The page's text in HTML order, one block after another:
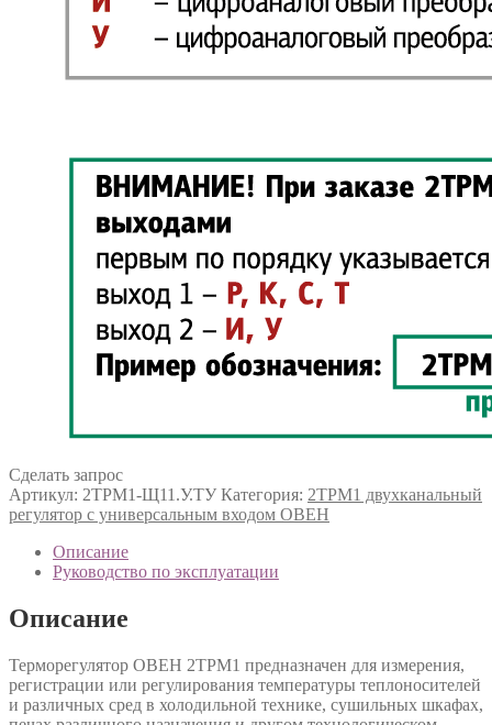
Сделать запрос
Артикул: 2ТРМ1-Щ11.У.ТУ Категория: 2ТРМ1 двухканальный
регулятор с универсальным входом ОВЕН
Описание
Руководство по эксплуатации
Описание
Терморегулятор ОВЕН 2ТРМ1 предназначен для измерения,
регистрации или регулирования температуры теплоносителей
и различных сред в холодильной технике, сушильных шкафах,